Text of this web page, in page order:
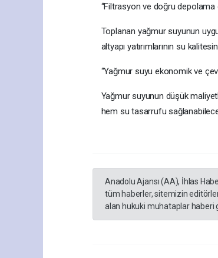
“Filtrasyon ve doğru depolama
Toplanan yağmur suyunun
altyapı yatırımlarının su
“Yağmur suyu ekonomik ve
Yağmur suyunun düşük
hem su tasarrufu
Anadolu Ajansı (AA), İhlas
tüm haberler, sitemizin
alan hukuki muhataplar haberi